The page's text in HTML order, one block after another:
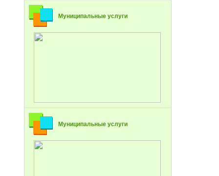
Муниципальные услуги
Муниципальные услуги